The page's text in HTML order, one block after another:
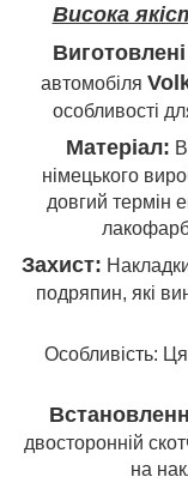
Висока
Виготовлені
автомобіля
особливості
Матеріал:
німецького
довгий термін
Захист:
подряпин, які
Особливість:
двосторонній
на